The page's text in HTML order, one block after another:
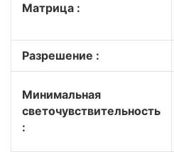
Матрица :
Разрешение :
Минимальная
светочувствительность
: